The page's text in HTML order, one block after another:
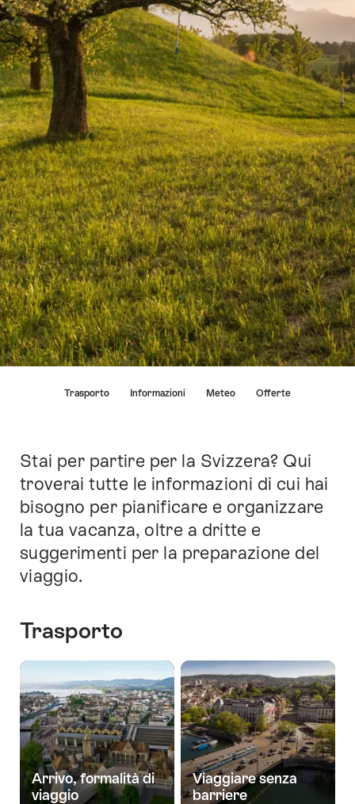
conducono
direttamente
ai
punti
di
di
questo
Trasporto Informazioni Meteo Offerte
Introduzione
Stai per partire per la Svizzera? Qui
troverai tutte le informazioni di cui hai
bisogno per pianificare e organizzare
la tua vacanza, oltre a dritte e
suggerimenti per la preparazione del
viaggio.
Trasporto
Arrivo, formalità di
viaggio
Viaggiare senza
barriere